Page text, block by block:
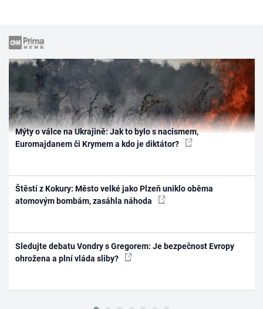
Mýty o válce na Ukrajině: Jak to bylo s nacismem,
Euromajdanem či Krymem a kdo je diktátor?
Štěstí z Kokury: Město velké jako Plzeň uniklo oběma
atomovým bombám, zasáhla náhoda
Sledujte debatu Vondry s Gregorem: Je bezpečnost Evropy
ohrožena a plní vláda sliby?